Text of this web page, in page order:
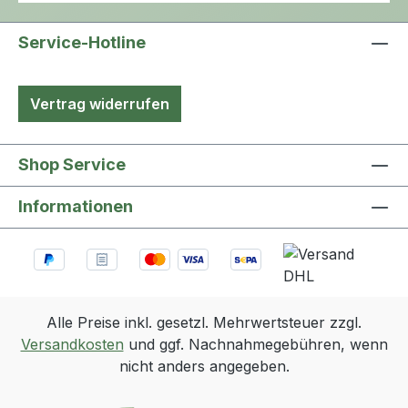
Inkrustationsneigung und wird in der
Blase sicher fixiert.
Service-Hotline
Vertrag widerrufen
Shop Service
Informationen
Alle Preise inkl. gesetzl. Mehrwertsteuer zzgl.
Versandkosten und ggf. Nachnahmegebühren, wenn
nicht anders angegeben.